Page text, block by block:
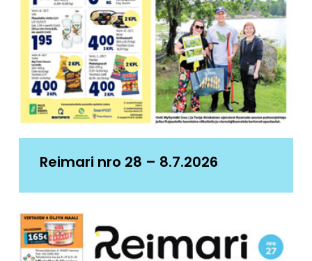
Reimari nro 28 – 8.7.2026